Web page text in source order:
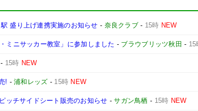
盛り上げ連携実施のお知らせ - 奈良クラブ- 15時 NEW
ミニサッカー教室」に参加しました - ブラウブリッツ秋田 - 15
- 15時 NEW
! -浦和レッズ - 15時 NEW
ッチサイドシート販売のお知らせ -サガン鳥栖 - 15時 NEW